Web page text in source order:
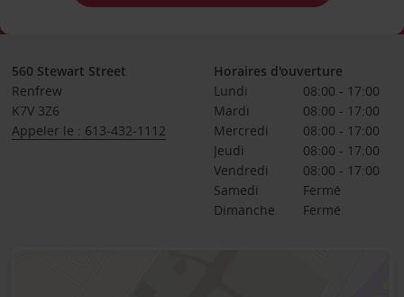
560 Stewart Street
Renfrew
K7V 3Z6
Appeler le : 613-432-1112
Horaires d'ouverture
Lundi
08:00 - 17:00
Mardi
08:00 - 17:00
Mercredi
08:00 - 17:00
Jeudi
08:00 - 17:00
Vendredi
08:00 - 17:00
Samedi
Fermé
Dimanche
Fermé